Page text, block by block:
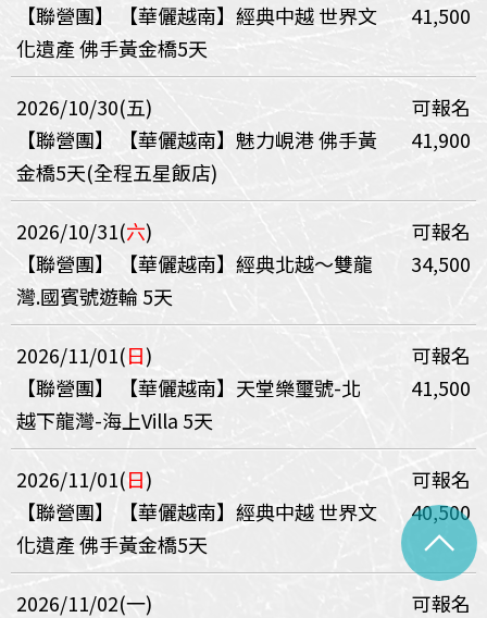
【聯營團】
【華儷越南】經典中越 世界文
化遺產 佛手黃金橋5天
41,500
2026/10/30(五)
可報名
【聯營團】
【華儷越南】魅力峴港 佛手黃
金橋5天(全程五星飯店)
41,900
2026/10/31(六)
可報名
【聯營團】
【華儷越南】經典北越～雙龍
灣.國賓號遊輪 5天
34,500
2026/11/01(日)
可報名
【聯營團】
【華儷越南】天堂樂璽號-北
越下龍灣-海上Villa 5天
41,500
2026/11/01(日)
可報名
【聯營團】
【華儷越南】經典中越 世界文
化遺產 佛手黃金橋5天
40,500
2026/11/02(一)
可報名
^